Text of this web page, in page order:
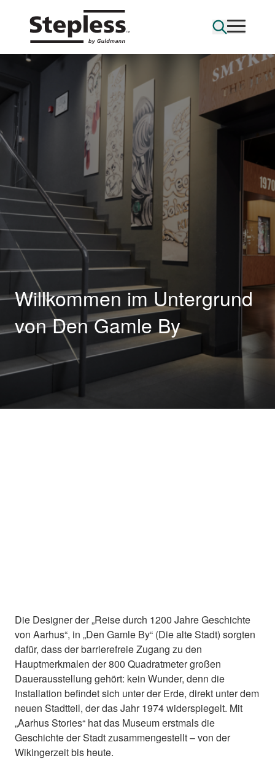
Willkommen im Untergrund
von Den Gamle By
Die Designer der „Reise durch 1200 Jahre Geschichte
von Aarhus“, in „Den Gamle By“ (Die alte Stadt) sorgten
dafür, dass der barrierefreie Zugang zu den
Hauptmerkmalen der 800 Quadratmeter großen
Dauerausstellung gehört: kein Wunder, denn die
Installation befindet sich unter der Erde, direkt unter dem
neuen Stadtteil, der das Jahr 1974 widerspiegelt. Mit
„Aarhus Stories“ hat das Museum erstmals die
Geschichte der Stadt zusammengestellt – von der
Wikingerzeit bis heute.